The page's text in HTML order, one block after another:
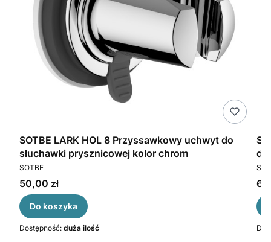
SOTBE LARK HOL 8 Przyssawkowy uchwyt do
słuchawki prysznicowej kolor chrom
PRODUCENT
SOTBE
Cena
50,00 zł
Do koszyka
Dostępność: duża ilość